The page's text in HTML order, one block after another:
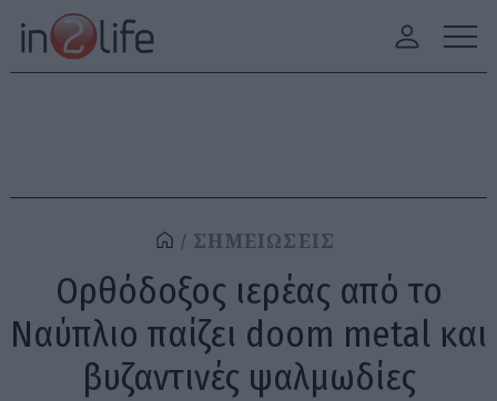
ΣΗΜΕΙΩΣΕΙΣ
Ορθόδοξος ιερέας από το
Ναύπλιο παίζει doom metal και
βυζαντινές ψαλμωδίες